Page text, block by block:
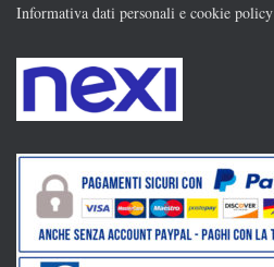
Informativa dati personali e cookie policy